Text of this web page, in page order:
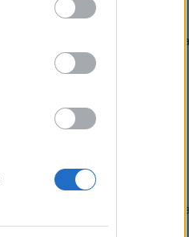
PMP (Tomac)
Forța Dreptei (L.
PNȚMM
SENS
PACE (Peia)
Acțiunea